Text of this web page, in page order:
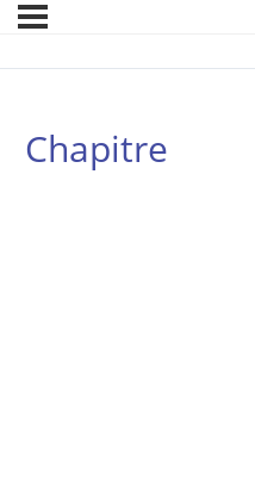
Chapitre